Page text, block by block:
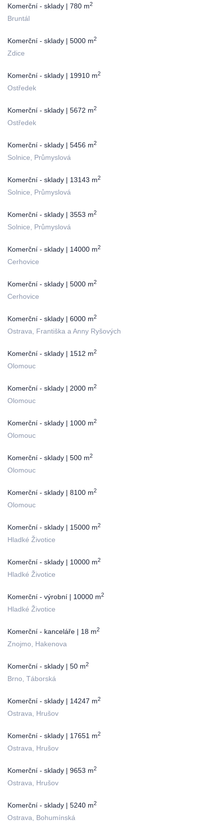
Komerční - sklady | 780 m2
Bruntál
Komerční - sklady | 5000 m2
Zdice
Komerční - sklady | 19910 m2
Ostředek
Komerční - sklady | 5672 m2
Ostředek
Komerční - sklady | 5456 m2
Solnice, Průmyslová
Komerční - sklady | 13143 m2
Solnice, Průmyslová
Komerční - sklady | 3553 m2
Solnice, Průmyslová
Komerční - sklady | 14000 m2
Cerhovice
Komerční - sklady | 5000 m2
Cerhovice
Komerční - sklady | 6000 m2
Ostrava, Františka a Anny Ryšových
Komerční - sklady | 1512 m2
Olomouc
Komerční - sklady | 2000 m2
Olomouc
Komerční - sklady | 1000 m2
Olomouc
Komerční - sklady | 500 m2
Olomouc
Komerční - sklady | 8100 m2
Olomouc
Komerční - sklady | 15000 m2
Hladké Životice
Komerční - sklady | 10000 m2
Hladké Životice
Komerční - výrobní | 10000 m2
Hladké Životice
Komerční - kanceláře | 18 m2
Znojmo, Hakenova
Komerční - sklady | 50 m2
Brno, Táborská
Komerční - sklady | 14247 m2
Ostrava, Hrušov
Komerční - sklady | 17651 m2
Ostrava, Hrušov
Komerční - sklady | 9653 m2
Ostrava, Hrušov
Komerční - sklady | 5240 m2
Ostrava, Bohumínská